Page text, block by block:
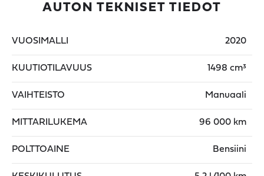
AUTON TEKNISET TIEDOT
VUOSIMALLI 2020
KUUTIOTILAVUUS 1498 cm³
VAIHTEISTO Manuaali
MITTARILUKEMA 96 000 km
POLTTOAINE Bensiini